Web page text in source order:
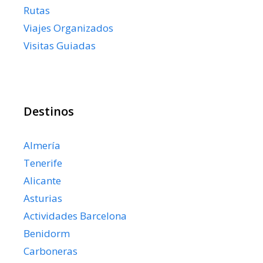
Rutas
Viajes Organizados
Visitas Guiadas
Destinos
Almería
Tenerife
Alicante
Asturias
Actividades Barcelona
Benidorm
Carboneras